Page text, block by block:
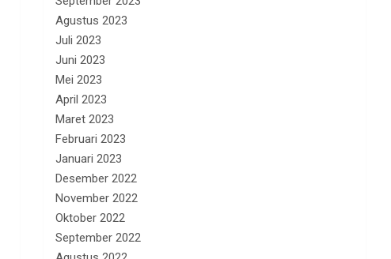
Agustus 2023
Juli 2023
Juni 2023
Mei 2023
April 2023
Maret 2023
Februari 2023
Januari 2023
Desember 2022
November 2022
Oktober 2022
September 2022